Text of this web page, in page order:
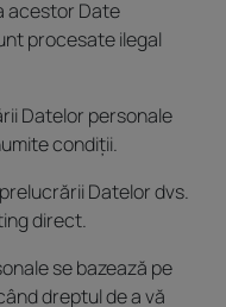
acestor Date
procesate ilegal
Datelor personale
condiții.
Datelor dvs.
direct.
se bazează pe
dreptul de a vă